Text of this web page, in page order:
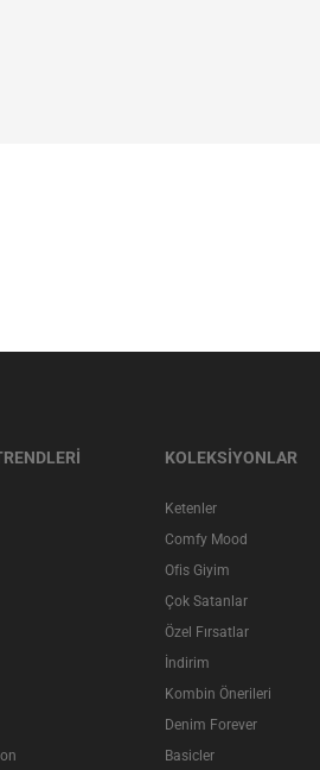
KOLEKSİYONLAR
Ketenler
Comfy Mood
Ofis Giyim
Çok Satanlar
Özel Fırsatlar
İndirim
Kombin Önerileri
Denim Forever
Basicler